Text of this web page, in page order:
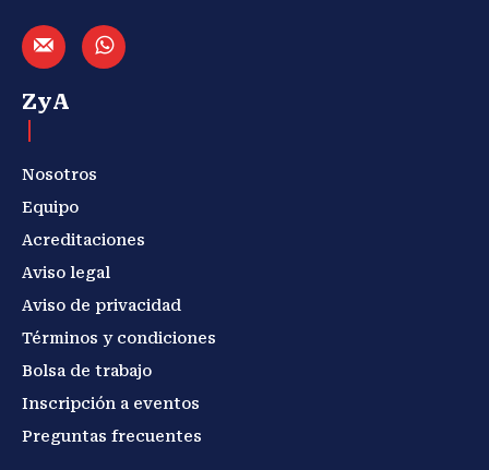
ZyA
Nosotros
Equipo
Acreditaciones
Aviso legal
Aviso de privacidad
Términos y condiciones
Bolsa de trabajo
Inscripción a eventos
Preguntas frecuentes